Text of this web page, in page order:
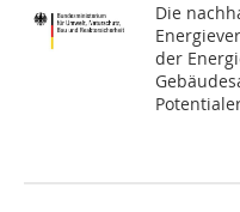
Die
der